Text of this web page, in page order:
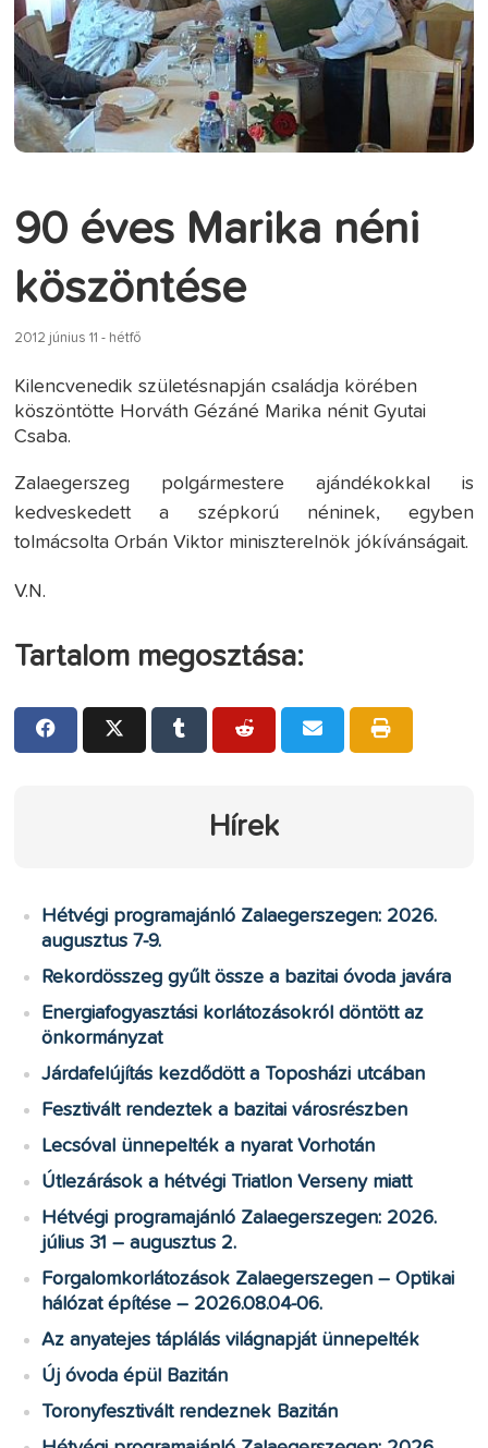
90 éves Marika néni
köszöntése
2012 június 11 - hétfő
Kilencvenedik születésnapján családja körében
köszöntötte Horváth Gézáné Marika nénit Gyutai
Csaba.
Zalaegerszeg polgármestere ajándékokkal is
kedveskedett a szépkorú néninek, egyben
tolmácsolta Orbán Viktor miniszterelnök jókívánságait.
V.N.
Tartalom megosztása:
Hírek
Hétvégi programajánló Zalaegerszegen: 2026.
augusztus 7-9.
Rekordösszeg gyűlt össze a bazitai óvoda javára
Energiafogyasztási korlátozásokról döntött az
önkormányzat
Járdafelújítás kezdődött a Toposházi utcában
Fesztivált rendeztek a bazitai városrészben
Lecsóval ünnepelték a nyarat Vorhotán
Útlezárások a hétvégi Triatlon Verseny miatt
Hétvégi programajánló Zalaegerszegen: 2026.
július 31 – augusztus 2.
Forgalomkorlátozások Zalaegerszegen – Optikai
hálózat építése – 2026.08.04-06.
Az anyatejes táplálás világnapját ünnepelték
Új óvoda épül Bazitán
Toronyfesztivált rendeznek Bazitán